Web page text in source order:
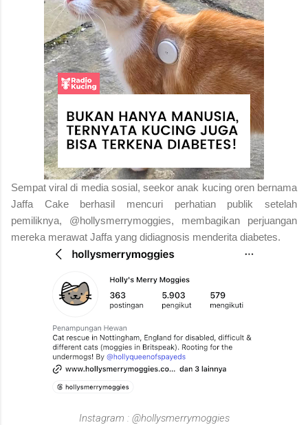
Sempat viral di media sosial, seekor anak kucing oren bernama
Jaffa Cake berhasil mencuri perhatian publik setelah
pemiliknya, @hollysmerrymoggies, membagikan perjuangan
mereka merawat Jaffa yang didiagnosis menderita diabetes.
Instagram : @hollysmerrymoggies